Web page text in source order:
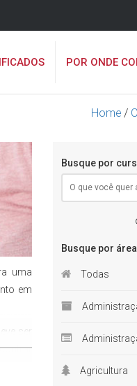
POR ONDE
Home /
uma
em
ser
Busque por
Busque por
Todas
Agricultura